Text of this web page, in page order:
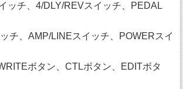
ッチ、4/DLY/REVスイッチ、PEDAL
チ、AMP/LINEスイッチ、POWERスイ
ボタン、CTLボタン、EDITボタ